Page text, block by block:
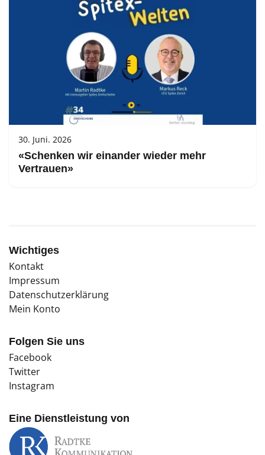
30. Juni. 2026
«Schenken wir einander wieder mehr
Vertrauen»
Wichtiges
Kontakt
Impressum
Datenschutzerklärung
Mein Konto
Folgen Sie uns
Facebook
Twitter
Instagram
Eine Dienstleistung von